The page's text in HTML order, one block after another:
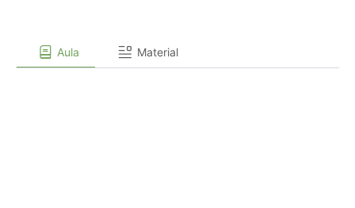
Aula Material